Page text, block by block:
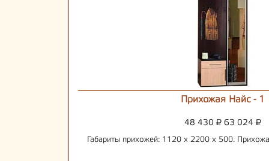
Прихожая Найс - 1
48 430 ₽ 63 024 ₽
Габариты прихожей: 1120 х 2200 х 500.